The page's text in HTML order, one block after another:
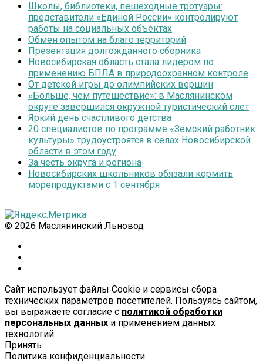
Школы, библиотеки, пешеходные тротуары:
представители «Единой России» контролируют
работы на социальных объектах
Обмен опытом на благо территорий
Презентация долгожданного сборника
Новосибирская область стала лидером по
применению БПЛА в природоохранном контроле
От детской игры до олимпийских вершин
«Больше, чем путешествие»: в Маслянинском
округе завершился окружной туристический слет
Яркий день счастливого детства
20 специалистов по программе «Земский работник
культуры» трудоустроятся в селах Новосибирской
области в этом году
За честь округа и региона
Новосибирских школьников обязали кормить
морепродуктами с 1 сентября
© 2026 Маслянинский Льновод
Сайт использует файлы Cookie и сервисы сбора
технических параметров посетителей. Пользуясь сайтом,
вы выражаете согласие с политикой обработки
персональных данных и применением данных
технологий.
Принять
Политика конфиденциальности